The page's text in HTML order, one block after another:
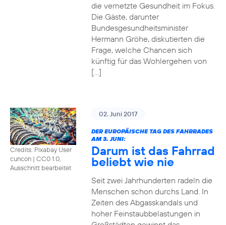
die vernetzte Gesundheit im Fokus.
Die Gäste, darunter
Bundesgesundheitsminister
Hermann Gröhe, diskutierten die
Frage, welche Chancen sich
künftig für das Wohlergehen von
[…]
Credits: Pixabay User
cuncon | CC0 1.0,
Ausschnitt bearbeitet
02. Juni 2017
DER EUROPÄISCHE TAG DES FAHRRADES
AM 3. JUNI:
Darum ist das Fahrrad
beliebt wie nie
Seit zwei Jahrhunderten radeln die
Menschen schon durchs Land. In
Zeiten des Abgasskandals und
hoher Feinstaubbelastungen in